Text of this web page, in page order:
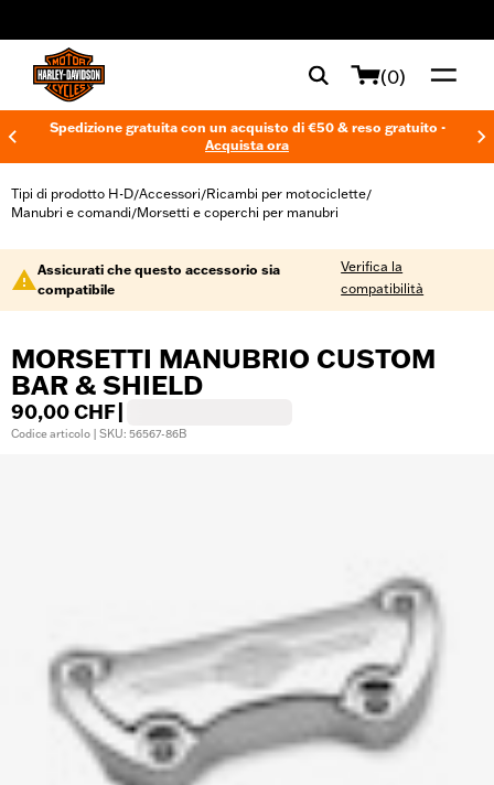
(0)
Spedizione gratuita con un acquisto di €50 & reso gratuito -
Acquista ora
Tipi di prodotto H-D/Accessori/Ricambi per motociclette/
Manubri e comandi/Morsetti e coperchi per manubri
Assicurati che questo accessorio sia
compatibile
Verifica la
compatibilità
MORSETTI MANUBRIO CUSTOM
BAR & SHIELD
90,00 CHF
Codice articolo | SKU: 56567-86B